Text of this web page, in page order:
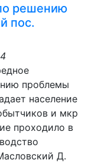
решению
пос.
проблемы
население
и мкр
проходило в
Д.